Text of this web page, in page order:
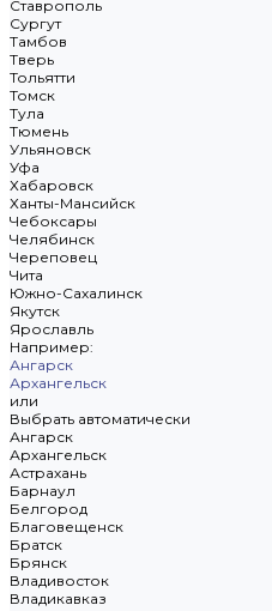
Ставрополь
Сургут
Тамбов
Тверь
Тольятти
Томск
Тула
Тюмень
Ульяновск
Уфа
Хабаровск
Ханты-Мансийск
Чебоксары
Челябинск
Череповец
Чита
Южно-Сахалинск
Якутск
Ярославль
Например:
Ангарск
Архангельск
или
Выбрать автоматически
Ангарск
Архангельск
Астрахань
Барнаул
Белгород
Благовещенск
Братск
Брянск
Владивосток
Владикавказ